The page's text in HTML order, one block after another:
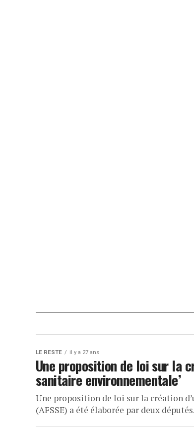
LE RESTE il y a 27 ans
Une proposition de loi sur la
sanitaire environnementale’
Une proposition de loi sur la création
(AFSSE) a été élaborée par deux